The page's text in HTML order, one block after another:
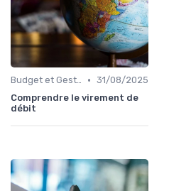
Budget et Gestion des Finances Personnelles • 31/08/2025
Comprendre le virement de
débit